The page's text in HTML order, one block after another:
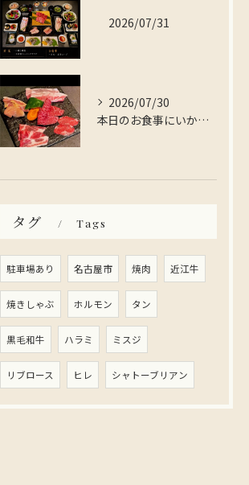
2026/07/31
2026/07/30
本日のお食事にいかがですか？
タグ Tags
駐車場あり 名古屋市 焼肉 近江牛
焼きしゃぶ ホルモン タン
黒毛和牛 ハラミ ミスジ
リブロース ヒレ シャトーブリアン